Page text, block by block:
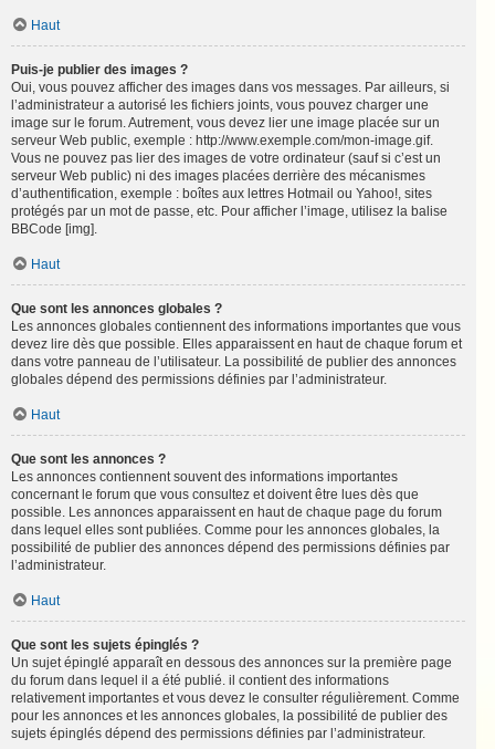
Haut
Puis-je publier des images ?
Oui, vous pouvez afficher des images dans vos messages. Par ailleurs, si
l’administrateur a autorisé les fichiers joints, vous pouvez charger une
image sur le forum. Autrement, vous devez lier une image placée sur un
serveur Web public, exemple : http://www.exemple.com/mon-image.gif.
Vous ne pouvez pas lier des images de votre ordinateur (sauf si c’est un
serveur Web public) ni des images placées derrière des mécanismes
d’authentification, exemple : boîtes aux lettres Hotmail ou Yahoo!, sites
protégés par un mot de passe, etc. Pour afficher l’image, utilisez la balise
BBCode [img].
Haut
Que sont les annonces globales ?
Les annonces globales contiennent des informations importantes que vous
devez lire dès que possible. Elles apparaissent en haut de chaque forum et
dans votre panneau de l’utilisateur. La possibilité de publier des annonces
globales dépend des permissions définies par l’administrateur.
Haut
Que sont les annonces ?
Les annonces contiennent souvent des informations importantes
concernant le forum que vous consultez et doivent être lues dès que
possible. Les annonces apparaissent en haut de chaque page du forum
dans lequel elles sont publiées. Comme pour les annonces globales, la
possibilité de publier des annonces dépend des permissions définies par
l’administrateur.
Haut
Que sont les sujets épinglés ?
Un sujet épinglé apparaît en dessous des annonces sur la première page
du forum dans lequel il a été publié. il contient des informations
relativement importantes et vous devez le consulter régulièrement. Comme
pour les annonces et les annonces globales, la possibilité de publier des
sujets épinglés dépend des permissions définies par l’administrateur.